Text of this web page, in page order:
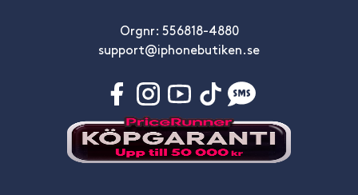
Orgnr: 556818-4880
support@iphonebutiken.se